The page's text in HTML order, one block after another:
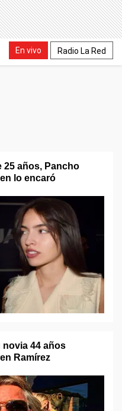
En vivo Radio La Red
25 años, Pancho
lo encaró
novia 44 años
Ramírez